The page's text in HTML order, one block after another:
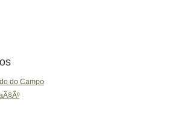
do Campo